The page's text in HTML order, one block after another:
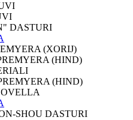
DASTURI
(XORIJ)
(HIND)
(HIND)
SHOU DASTURI